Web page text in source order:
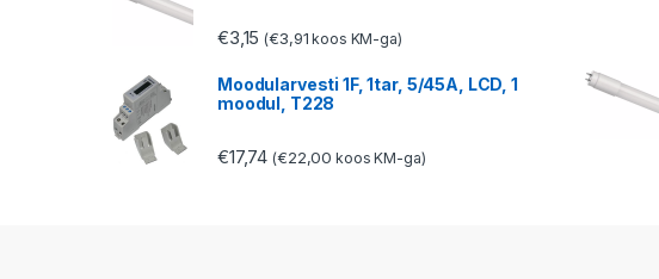
€3,15 (€3,91 koos KM-ga)
Moodularvesti 1F, 1tar, 5/45A, LCD, 1
moodul, T228
€17,74 (€22,00 koos KM-ga)